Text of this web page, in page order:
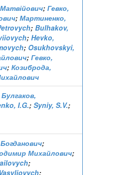
; Гевко,
; Мартиненко,
; Bulhakov,
; Hevko,
; Osukhovskyi,
; Гевко,
; Козиброда,
Булгаков,
I.G.; Syniy, S.V.;
;
Михайлович;
;
;